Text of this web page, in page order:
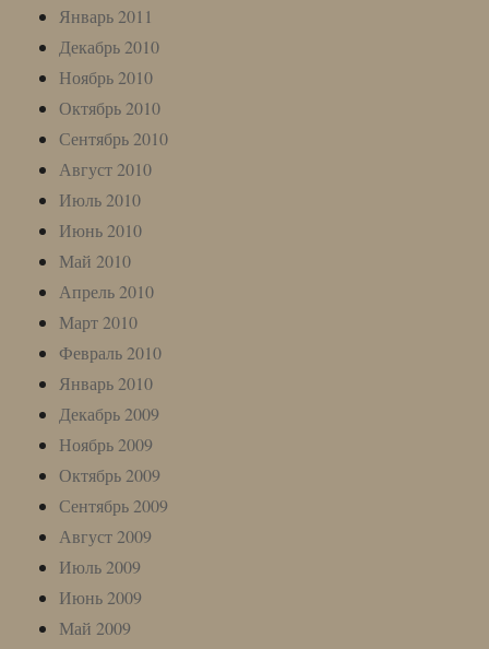
Январь 2011
Декабрь 2010
Ноябрь 2010
Октябрь 2010
Сентябрь 2010
Август 2010
Июль 2010
Июнь 2010
Май 2010
Апрель 2010
Март 2010
Февраль 2010
Январь 2010
Декабрь 2009
Ноябрь 2009
Октябрь 2009
Сентябрь 2009
Август 2009
Июль 2009
Июнь 2009
Май 2009